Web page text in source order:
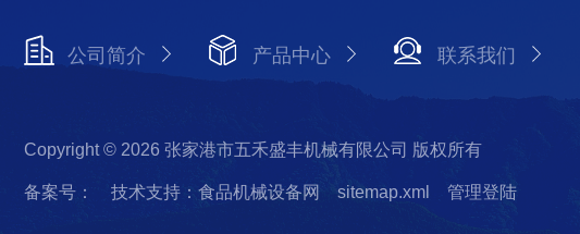
公司简介 产品中心 联系我们
Copyright © 2026 张家港市五禾盛丰机械有限公司 版权所有
备案号： 技术支持：食品机械设备网 sitemap.xml 管理登陆